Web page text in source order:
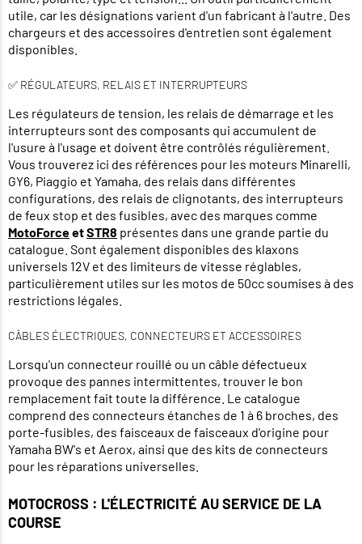
utile, car les désignations varient d'un fabricant à l'autre. Des
chargeurs et des accessoires d'entretien sont également
disponibles.
✅ RÉGULATEURS, RELAIS ET INTERRUPTEURS
Les régulateurs de tension, les relais de démarrage et les
interrupteurs sont des composants qui accumulent de
l'usure à l'usage et doivent être contrôlés régulièrement.
Vous trouverez ici des références pour les moteurs Minarelli,
GY6, Piaggio et Yamaha, des relais dans différentes
configurations, des relais de clignotants, des interrupteurs
de feux stop et des fusibles, avec des marques comme
MotoForceetSTR8 présentes dans une grande partie du
catalogue. Sont également disponibles des klaxons
universels 12V et des limiteurs de vitesse réglables,
particulièrement utiles sur les motos de 50cc soumises à des
restrictions légales.
CÂBLES ÉLECTRIQUES, CONNECTEURS ET ACCESSOIRES
Lorsqu'un connecteur rouillé ou un câble défectueux
provoque des pannes intermittentes, trouver le bon
remplacement fait toute la différence. Le catalogue
comprend des connecteurs étanches de 1 à 6 broches, des
porte-fusibles, des faisceaux de faisceaux d'origine pour
Yamaha BW's et Aerox, ainsi que des kits de connecteurs
pour les réparations universelles.
MOTOCROSS : L'ÉLECTRICITÉ AU SERVICE DE LA
COURSE